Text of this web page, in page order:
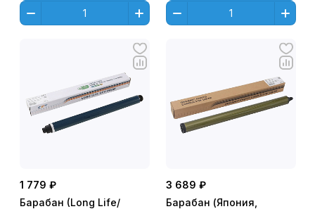
1 779 ₽
Барабан (Long Life/
3 689 ₽
Барабан (Япония,